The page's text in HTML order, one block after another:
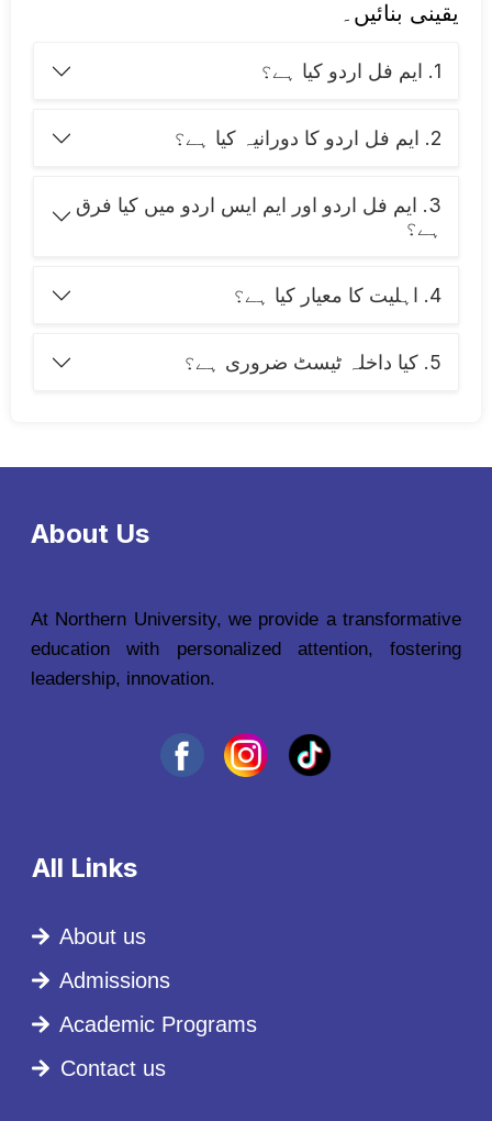
یقینی بنائیں۔
1. ایم فل اردو کیا ہے؟
2. ایم فل اردو کا دورانیہ کیا ہے؟
3. ایم فل اردو اور ایم ایس اردو میں کیا فرق
ہے؟
4. اہلیت کا معیار کیا ہے؟
5. کیا داخلہ ٹیسٹ ضروری ہے؟
About Us
At Northern University, we provide a transformative
education with personalized attention, fostering
leadership, innovation.
All Links
About us
Admissions
Academic Programs
Contact us